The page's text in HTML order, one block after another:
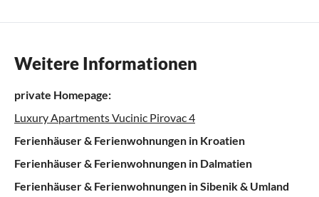
Weitere Informationen
private Homepage:
Luxury Apartments Vucinic Pirovac 4
Ferienhäuser & Ferienwohnungen in Kroatien
Ferienhäuser & Ferienwohnungen in Dalmatien
Ferienhäuser & Ferienwohnungen in Sibenik & Umland